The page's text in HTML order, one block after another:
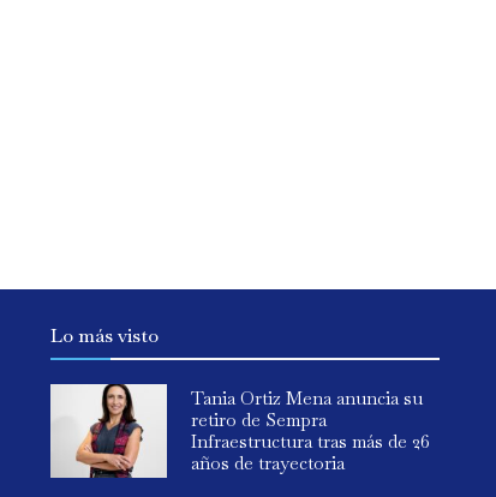
Lo más visto
Tania Ortiz Mena anuncia su
retiro de Sempra
Infraestructura tras más de 26
años de trayectoria